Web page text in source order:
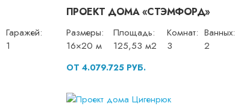
Гаражей:
1
ПРОЕКТ ДОМА «СТЭМФОРД»
Размеры:
16×20 м
Площадь:
125,53 м2
Комнат:
3
Ванных:
2
ОТ 4.079.725 РУБ.